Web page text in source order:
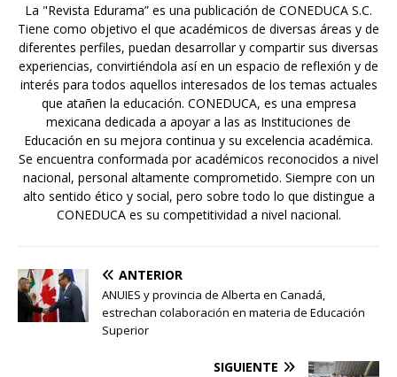
La "Revista Edurama” es una publicación de CONEDUCA S.C.
Tiene como objetivo el que académicos de diversas áreas y de
diferentes perfiles, puedan desarrollar y compartir sus diversas
experiencias, convirtiéndola así en un espacio de reflexión y de
interés para todos aquellos interesados de los temas actuales
que atañen la educación. CONEDUCA, es una empresa
mexicana dedicada a apoyar a las as Instituciones de
Educación en su mejora continua y su excelencia académica.
Se encuentra conformada por académicos reconocidos a nivel
nacional, personal altamente comprometido. Siempre con un
alto sentido ético y social, pero sobre todo lo que distingue a
CONEDUCA es su competitividad a nivel nacional.
ANTERIOR
ANUIES y provincia de Alberta en Canadá,
estrechan colaboración en materia de Educación
Superior
SIGUIENTE